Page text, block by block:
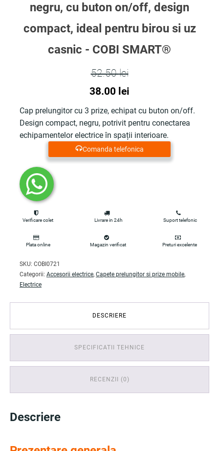
negru, cu buton on/off, design
compact, ideal pentru birou si uz
casnic - COBI SMART®
52.50lei
Prețul
inițial
a
fost:
52.50 lei.
38.00 lei
curent
este:
38.00 lei.
Cap prelungitor cu 3 prize, echipat cu buton on/off.
Design compact, negru, potrivit pentru conectarea
echipamentelor electrice în spații interioare.
Comanda telefonica
Verificare colet Livrare in 24h Suport telefonic
Plata online Magazin verificat Preturi excelente
SKU: COBI0721
Categorii: Accesorii electrice, Capete prelungitor si prize mobile,
Electrice
DESCRIERE
SPECIFICATII TEHNICE
RECENZII (0)
Descriere